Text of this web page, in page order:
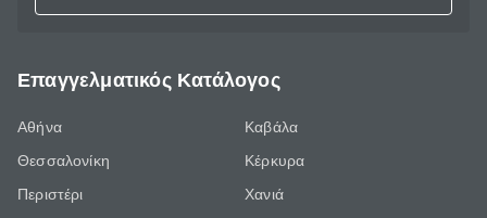
Επαγγελματικός Κατάλογος
Αθήνα
Θεσσαλονίκη
Περιστέρι
Καβάλα
Κέρκυρα
Χανιά